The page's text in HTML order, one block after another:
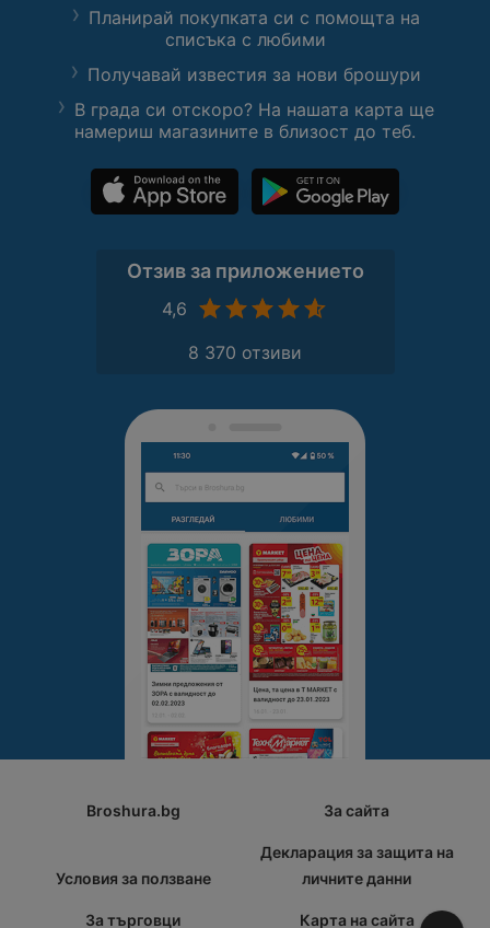
Планирай покупката си с помощта на
списъка с любими
Получавай известия за нови брошури
В града си отскоро? На нашата карта ще
намериш магазините в близост до теб.
Отзив за приложението
4,6
8 370 отзиви
Broshura.bg За сайта
Условия за ползване
Декларация за защита на
личните данни
За търговци Карта на сайта